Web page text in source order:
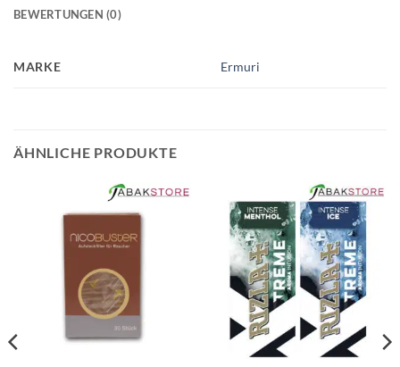
BEWERTUNGEN (0)
MARKE Ermuri
ÄHNLICHE PRODUKTE